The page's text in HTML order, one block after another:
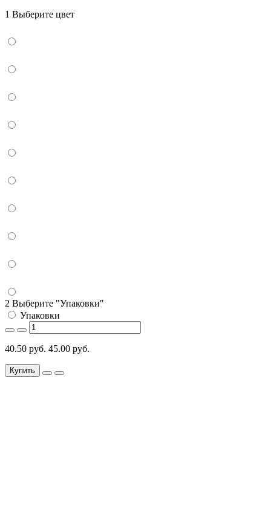
1 Выберите цвет
2 Выберите "Упаковки"
Упаковки
40.50 руб. 45.00 руб.
Купить